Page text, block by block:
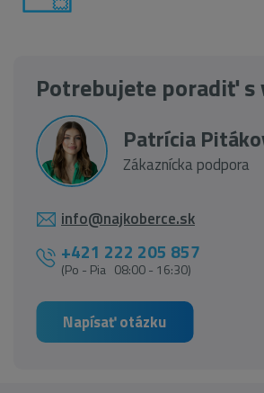
Potrebujete poradiť s
Patrícia
Zákaznícka podpora
info@najkoberce.sk
+421 222 205 857
(Po - Pia 08:00 - 16:30)
Napísať otázku